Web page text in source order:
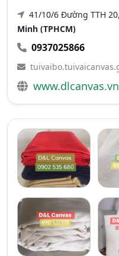
41/10/6 Đường TTH
Minh (TPHCM)
0937025866
www.dlcanvas.vn